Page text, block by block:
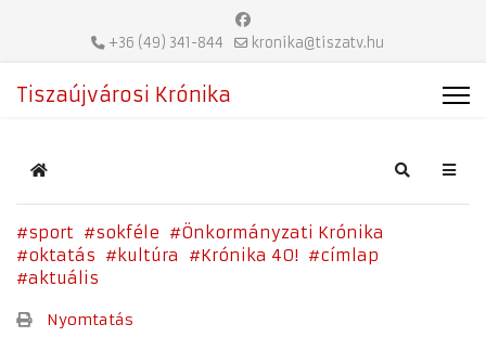
+36 (49) 341-844 kronika@tiszatv.hu
Tiszaújvárosi Krónika
Home Search
sport sokféle
Önkormányzati Krónika
oktatás
kultúra Krónika 40!
címlap
aktuális
Nyomtatás